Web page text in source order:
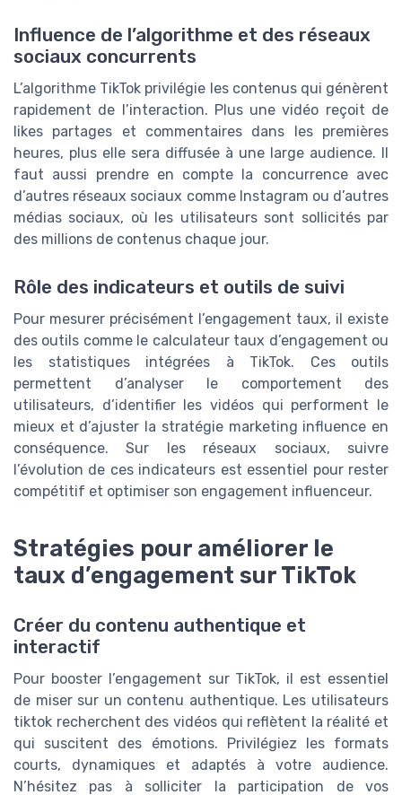
Influence de l’algorithme et des réseaux
sociaux concurrents
L’algorithme TikTok privilégie les contenus qui génèrent
rapidement de l’interaction. Plus une vidéo reçoit de
likes partages et commentaires dans les premières
heures, plus elle sera diffusée à une large audience. Il
faut aussi prendre en compte la concurrence avec
d’autres réseaux sociaux comme Instagram ou d’autres
médias sociaux, où les utilisateurs sont sollicités par
des millions de contenus chaque jour.
Rôle des indicateurs et outils de suivi
Pour mesurer précisément l’engagement taux, il existe
des outils comme le calculateur taux d’engagement ou
les statistiques intégrées à TikTok. Ces outils
permettent d’analyser le comportement des
utilisateurs, d’identifier les vidéos qui performent le
mieux et d’ajuster la stratégie marketing influence en
conséquence. Sur les réseaux sociaux, suivre
l’évolution de ces indicateurs est essentiel pour rester
compétitif et optimiser son engagement influenceur.
Stratégies pour améliorer le
taux d’engagement sur TikTok
Créer du contenu authentique et
interactif
Pour booster l’engagement sur TikTok, il est essentiel
de miser sur un contenu authentique. Les utilisateurs
tiktok recherchent des vidéos qui reflètent la réalité et
qui suscitent des émotions. Privilégiez les formats
courts, dynamiques et adaptés à votre audience.
N’hésitez pas à solliciter la participation de vos